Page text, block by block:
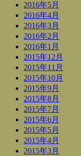
2016年5月
2016年4月
2016年3月
2016年2月
2016年1月
2015年12月
2015年11月
2015年10月
2015年9月
2015年8月
2015年7月
2015年6月
2015年5月
2015年4月
2015年3月